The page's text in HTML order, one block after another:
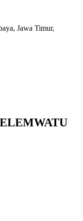
Jawa Timur,